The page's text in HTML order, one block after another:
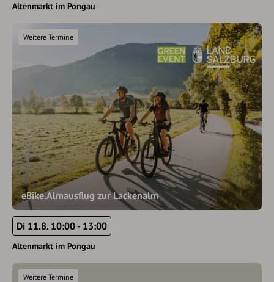
Altenmarkt im Pongau
eBike.Almausflug zur Lackenalm
Weitere Termine
Di 11.8. 10:00 - 13:00
Altenmarkt im Pongau
Weitere Termine